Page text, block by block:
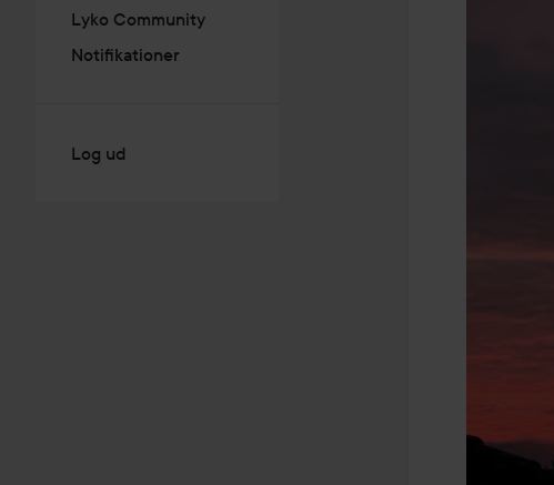
Lyko Community
Notifikationer
Log ud